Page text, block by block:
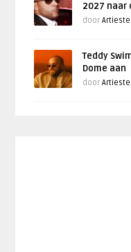
2027 naar
door
Teddy
Dome aan
door